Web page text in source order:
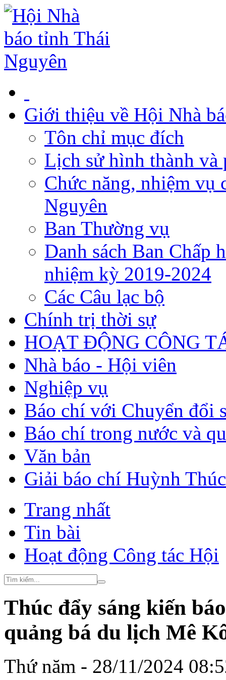
Giới thiệu về Hội Nhà
Tôn chỉ mục đích
Lịch sử hình thành và
Chức năng, nhiệm vụ
Nguyên
Ban Thường vụ
Danh sách Ban Chấp
nhiệm kỳ 2019-2024
Các Câu lạc bộ
Chính trị thời sự
HOẠT ĐỘNG CÔNG
Nhà báo - Hội viên
Nghiệp vụ
Báo chí với Chuyển đổi
Báo chí trong nước và
Văn bản
Giải báo chí Huỳnh
Trang nhất
Tin bài
Hoạt động Công tác Hội
Thúc đẩy sáng kiến
quảng bá du lịch Mê
Thứ năm - 28/11/2024